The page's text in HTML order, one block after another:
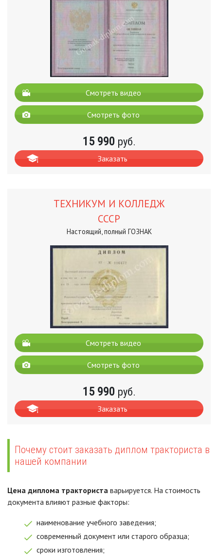
Смотреть видео
Смотреть фото
15 990 руб.
Заказать
ТЕХНИКУМ И КОЛЛЕДЖ
СССР
Настоящий, полный ГОЗНАК
Смотреть видео
Смотреть фото
15 990 руб.
Заказать
Почему стоит заказать диплом тракториста в
нашей компании
Цена диплома тракториста варьируется. На стоимость
документа влияют разные факторы:
наименование учебного заведения;
современный документ или старого образца;
сроки изготовления;